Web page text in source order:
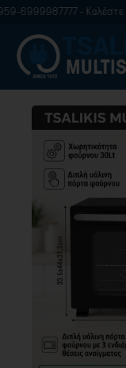
6999987777 - Καλέστε